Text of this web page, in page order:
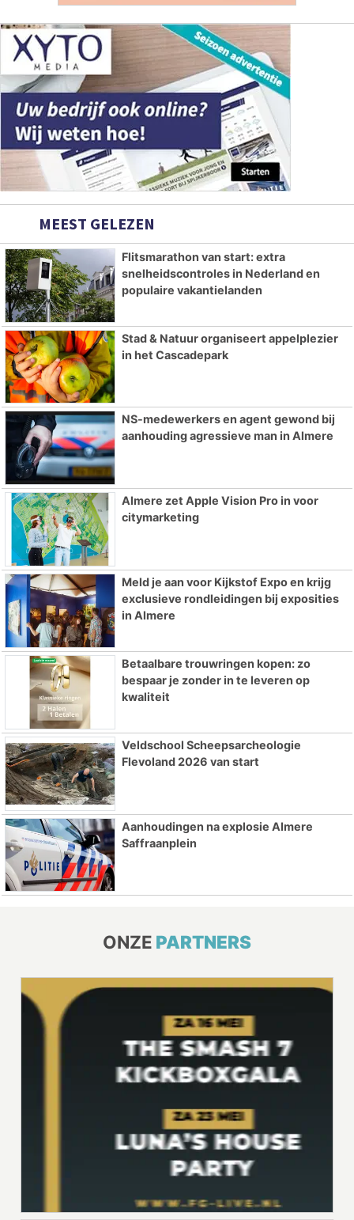
MEEST GELEZEN
Flitsmarathon van start: extra
snelheidscontroles in Nederland en
populaire vakantielanden
Stad & Natuur organiseert appelplezier
in het Cascadepark
NS-medewerkers en agent gewond bij
aanhouding agressieve man in Almere
Almere zet Apple Vision Pro in voor
citymarketing
Meld je aan voor Kijkstof Expo en krijg
exclusieve rondleidingen bij exposities
in Almere
Betaalbare trouwringen kopen: zo
bespaar je zonder in te leveren op
kwaliteit
Veldschool Scheepsarcheologie
Flevoland 2026 van start
Aanhoudingen na explosie Almere
Saffraanplein
ONZE PARTNERS